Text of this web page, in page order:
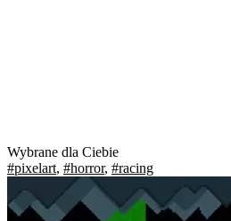
Wybrane dla Ciebie
#pixelart, #horror, #racing